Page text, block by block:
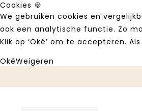
Cookies 🍪
We gebruiken cookies en
ook een analytische functie. Zo
Klik op ‘Oké’ om te accepteren.
OkéWeigeren